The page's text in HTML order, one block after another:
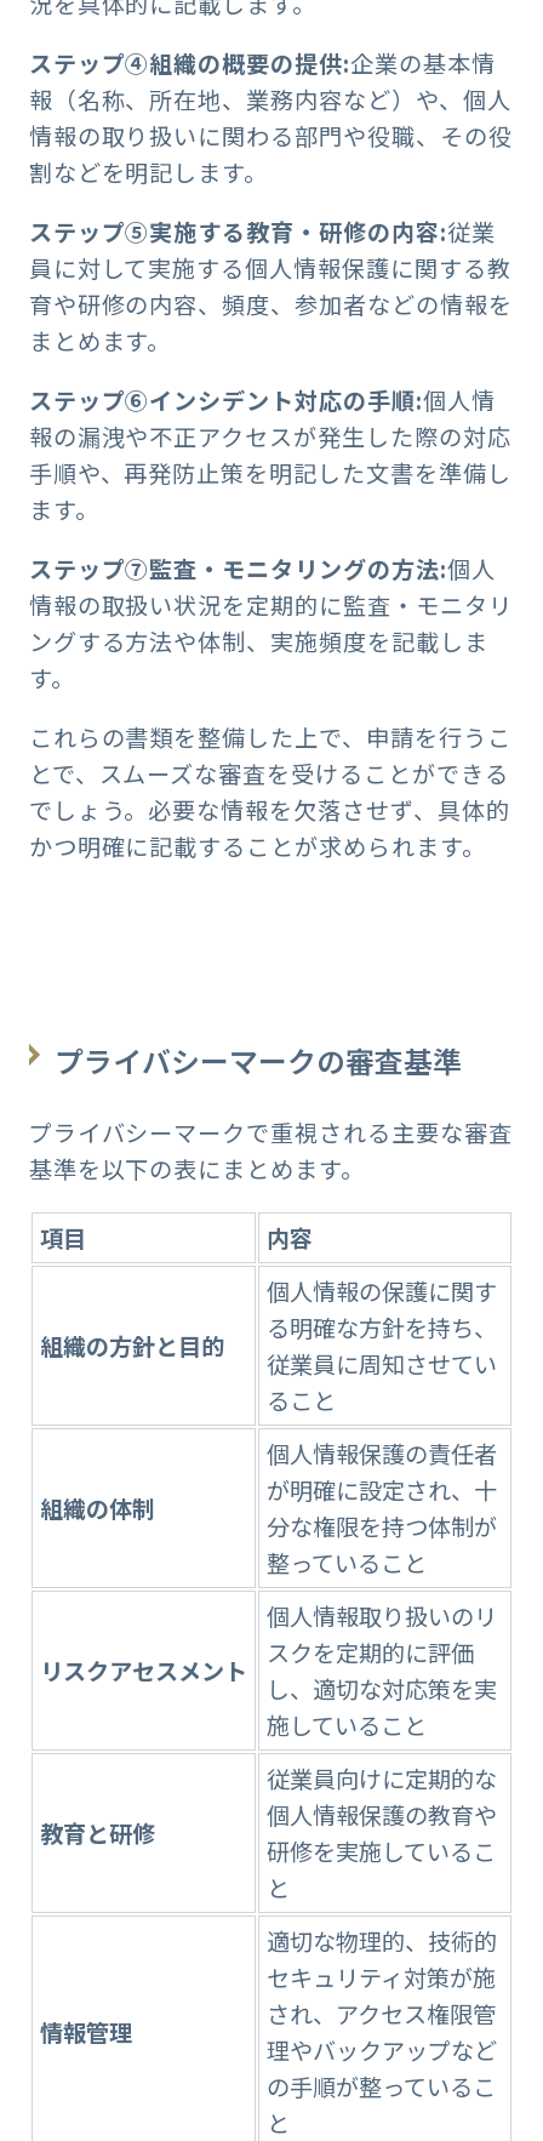
ステップ④組織の概要の提供:企業の基本情
報（名称、所在地、業務内容など）や、個人
情報の取り扱いに関わる部門や役職、その役
割などを明記します。
ステップ⑤実施する教育・研修の内容:従業
員に対して実施する個人情報保護に関する教
育や研修の内容、頻度、参加者などの情報を
まとめます。
ステップ⑥インシデント対応の手順:個人情
報の漏洩や不正アクセスが発生した際の対応
手順や、再発防止策を明記した文書を準備し
ます。
ステップ⑦監査・モニタリングの方法:個人
情報の取扱い状況を定期的に監査・モニタリ
ングする方法や体制、実施頻度を記載しま
す。
これらの書類を整備した上で、申請を行うこ
とで、スムーズな審査を受けることができる
でしょう。必要な情報を欠落させず、具体的
かつ明確に記載することが求められます。
プライバシーマークの審査基準
プライバシーマークで重視される主要な審査
基準を以下の表にまとめます。
項目 内容
組織の方針と目的
個人情報の保護に関す
る明確な方針を持ち、
従業員に周知させてい
ること
組織の体制
個人情報保護の責任者
が明確に設定され、十
分な権限を持つ体制が
整っていること
リスクアセスメント
個人情報取り扱いのリ
スクを定期的に評価
し、適切な対応策を実
施していること
教育と研修
従業員向けに定期的な
個人情報保護の教育や
研修を実施しているこ
と
情報管理
適切な物理的、技術的
セキュリティ対策が施
され、アクセス権限管
理やバックアップなど
の手順が整っているこ
と